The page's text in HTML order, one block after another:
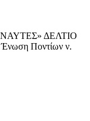
ΔΕΛΤΙΟ
Ποντίων ν.